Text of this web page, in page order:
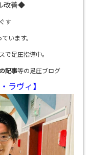
改善◆
す
ています。
で足圧指導中。
記事等の足圧ブログ
ラヴィ】